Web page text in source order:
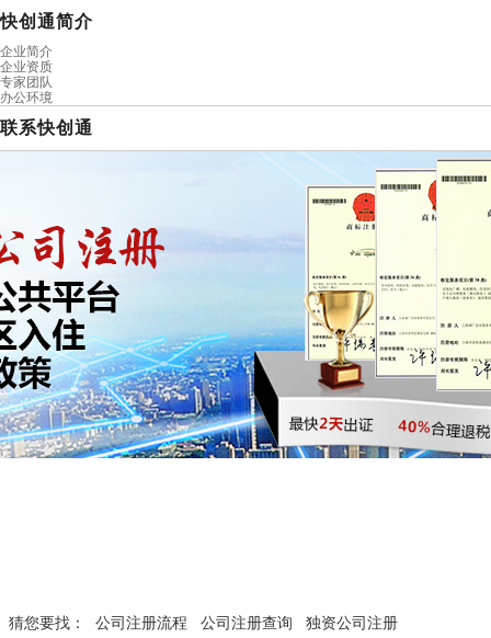
快创通简介
企业简介
企业资质
专家团队
办公环境
联系快创通
猜您要找： 公司注册流程 公司注册查询
独资公司注册